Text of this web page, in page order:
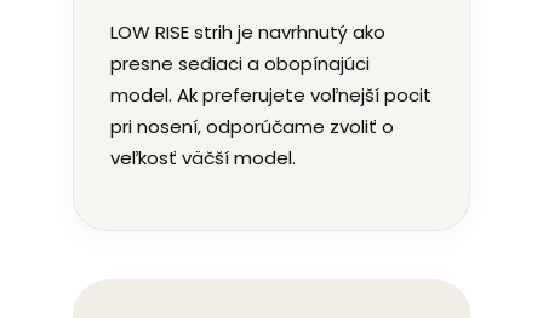
LOW RISE strih je navrhnutý ako
presne sediaci a obopínajúci
model. Ak preferujete voľnejší pocit
pri nosení, odporúčame zvoliť o
veľkosť väčší model.